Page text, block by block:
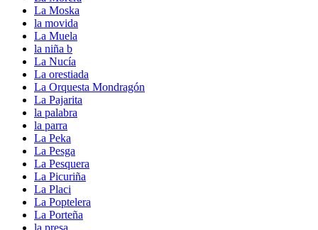
La Moska
la movida
La Muela
la niña b
La Nucía
La orestiada
La Orquesta Mondragón
La Pajarita
la palabra
la parra
La Peka
La Pesga
La Pesquera
La Picuriña
La Placi
La Poptelera
La Porteña
la presa